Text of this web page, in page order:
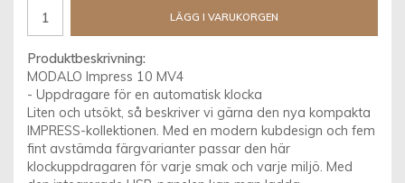
LÄGG I VARUKORGEN
Produktbeskrivning:
MODALO Impress 10 MV4
- Uppdragare för en automatisk klocka
Liten och utsökt, så beskriver vi gärna den nya kompakta
IMPRESS-kollektionen. Med en modern kubdesign och fem
fint avstämda färgvarianter passar den här
klockuppdragaren för varje smak och varje miljö. Med